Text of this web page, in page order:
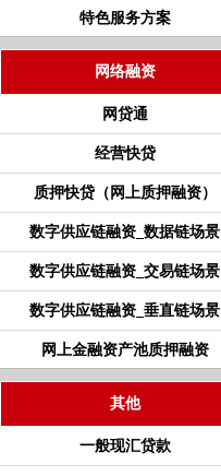
特色服务方案
网络融资
网贷通
经营快贷
质押快贷（网上质押融资）
数字供应链融资_数据链场景
数字供应链融资_交易链场景
数字供应链融资_垂直链场景
网上金融资产池质押融资
其他
一般现汇贷款